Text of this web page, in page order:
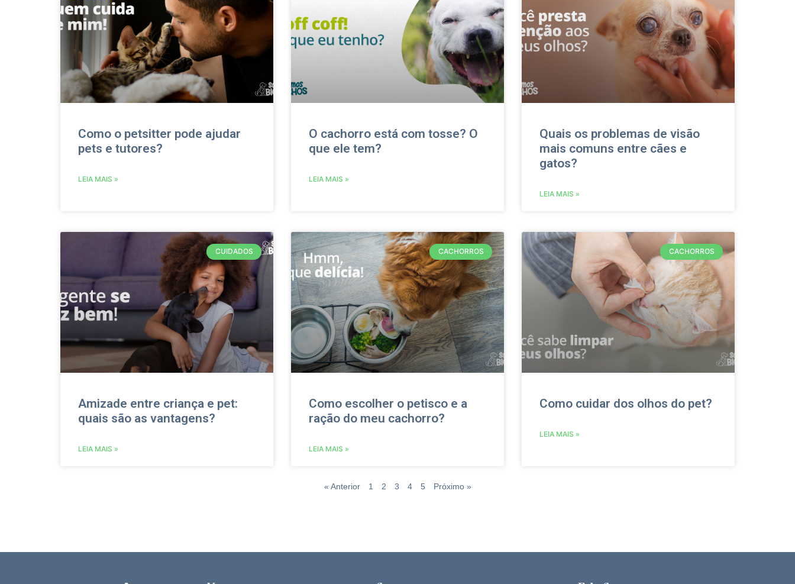
Como o petsitter pode ajudar
pets e tutores?
LEIA MAIS »
O cachorro está com tosse? O
que ele tem?
LEIA MAIS »
Quais os problemas de visão
mais comuns entre cães e
gatos?
LEIA MAIS »
CUIDADOS
Amizade entre criança e pet:
quais são as vantagens?
LEIA MAIS »
CACHORROS
Como escolher o petisco e a
ração do meu cachorro?
LEIA MAIS »
CACHORROS
Como cuidar dos olhos do pet?
LEIA MAIS »
« Anterior 1 2 3 4 5 Próximo »